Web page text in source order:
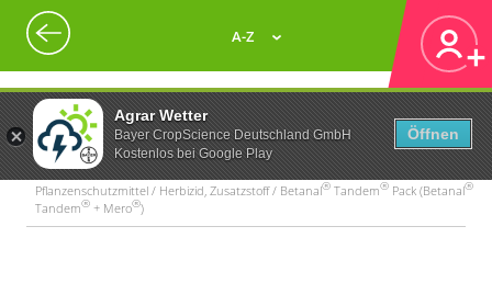
Agrar Wetter
Bayer CropScience Deutschland GmbH
Kostenlos bei Google Play
Öffnen
A-Z
Pflanzenschutzmittel / Herbizid, Zusatzstoff / Betanal® Tandem® Pack (Betanal®
Tandem® + Mero®)